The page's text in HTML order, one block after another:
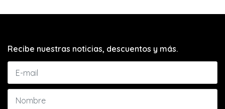
Recibe nuestras noticias, descuentos y más.